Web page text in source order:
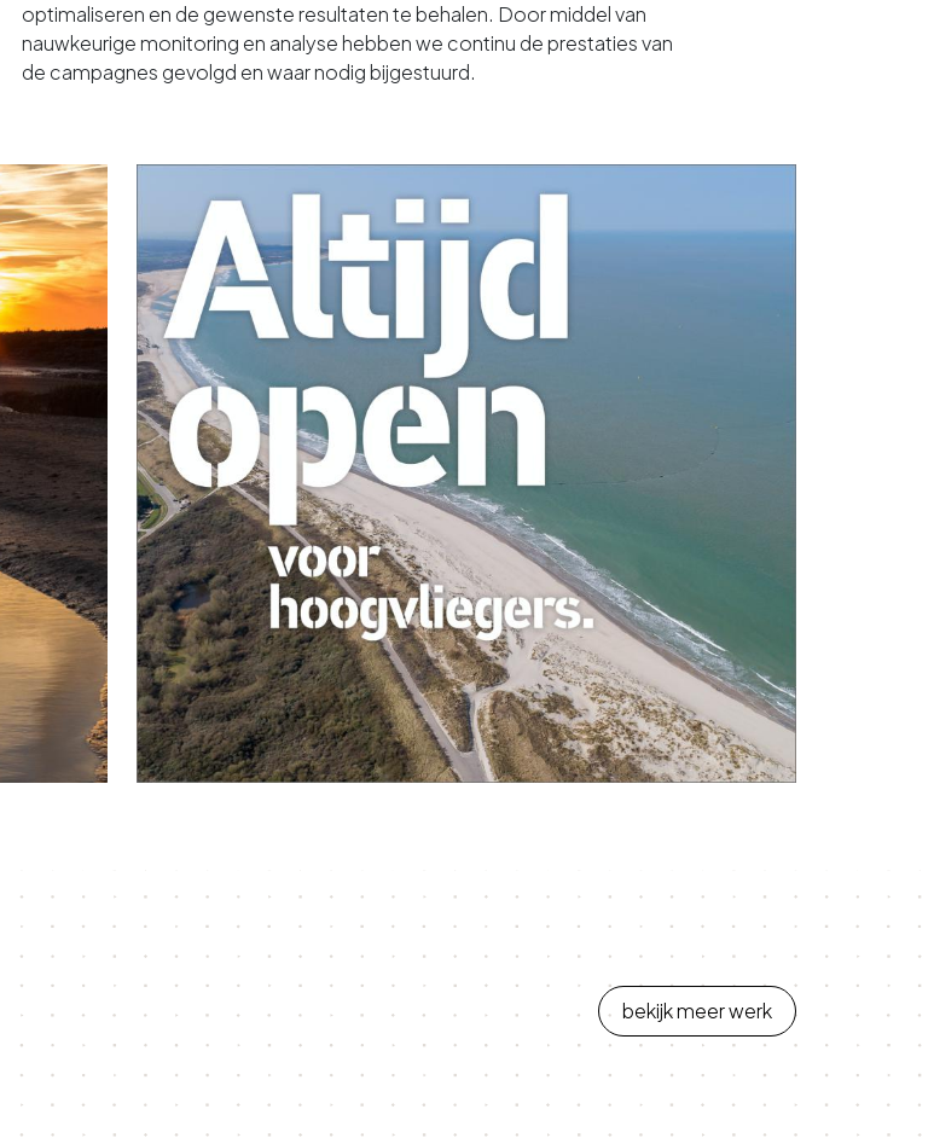
optimaliseren en de gewenste resultaten te behalen. Door middel van
nauwkeurige monitoring en analyse hebben we continu de prestaties van
de campagnes gevolgd en waar nodig bijgestuurd.
bekijk meer werk